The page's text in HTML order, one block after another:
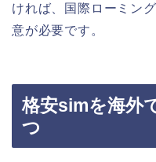
ければ、国際ローミン
意が必要です。
格安simを海外
つ